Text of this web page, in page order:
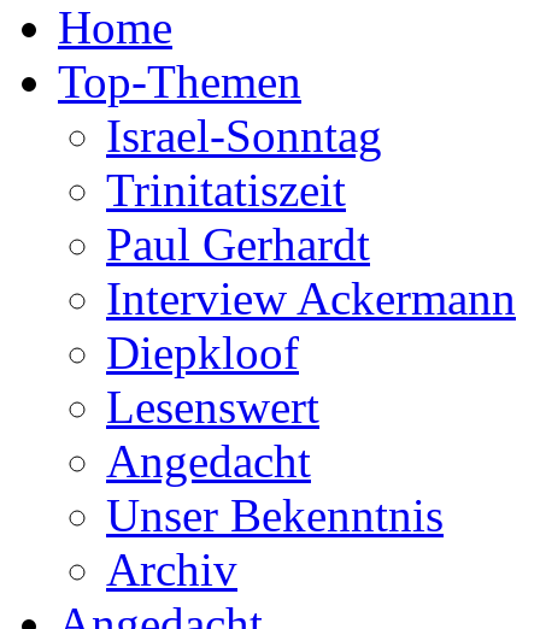
Home
Top-Themen
Israel-Sonntag
Trinitatiszeit
Paul Gerhardt
Interview Ackermann
Diepkloof
Lesenswert
Angedacht
Unser Bekenntnis
Archiv